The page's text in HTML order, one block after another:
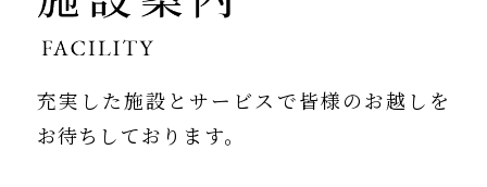
充実した施設とサービスで皆様のお越しを
お待ちしております。